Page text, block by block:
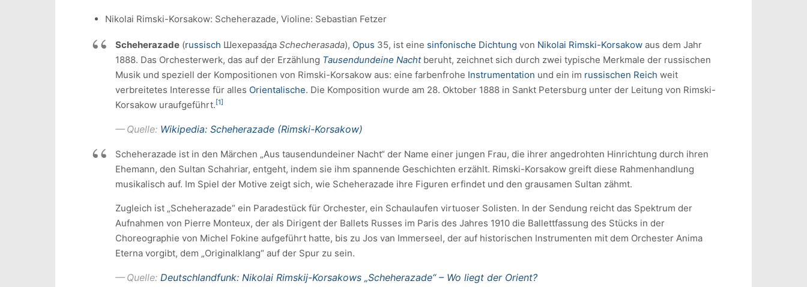
Nikolai Rimski-Korsakow: Scheherazade, Violine: Sebastian Fetzer
Scheherazade (russisch Шехераза́да Schecherasada), Opus 35, ist eine sinfonische Dichtung von Nikolai Rimski-Korsakow aus dem Jahr
1888. Das Orchesterwerk, das auf der Erzählung Tausendundeine Nachtberuht, zeichnet sich durch zwei typische Merkmale der russischen
Musik und speziell der Kompositionen von Rimski-Korsakow aus: eine farbenfrohe Instrumentation und ein im russischen Reich weit
verbreitetes Interesse für alles Orientalische. Die Komposition wurde am 28. Oktober 1888 in Sankt Petersburg unter der Leitung von Rimski-
Korsakow uraufgeführt.[1]
Quelle: Wikipedia: Scheherazade (Rimski-Korsakow)
Scheherazade ist in den Märchen „Aus tausendundeiner Nacht“ der Name einer jungen Frau, die ihrer angedrohten Hinrichtung durch ihren
Ehemann, den Sultan Schahriar, entgeht, indem sie ihm spannende Geschichten erzählt. Rimski-Korsakow greift diese Rahmenhandlung
musikalisch auf. Im Spiel der Motive zeigt sich, wie Scheherazade ihre Figuren erfindet und den grausamen Sultan zähmt.
Zugleich ist „Scheherazade“ ein Paradestück für Orchester, ein Schaulaufen virtuoser Solisten. In der Sendung reicht das Spektrum der
Aufnahmen von Pierre Monteux, der als Dirigent der Ballets Russes im Paris des Jahres 1910 die Ballettfassung des Stücks in der
Choreographie von Michel Fokine aufgeführt hatte, bis zu Jos van Immerseel, der auf historischen Instrumenten mit dem Orchester Anima
Eterna vorgibt, dem „Originalklang“ auf der Spur zu sein.
Quelle: Deutschlandfunk: Nikolai Rimskij-Korsakows „Scheherazade“ – Wo liegt der Orient?